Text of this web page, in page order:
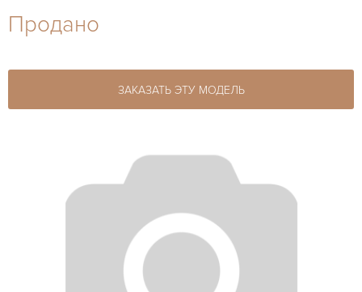
27-44
27-44
Продано
ЗАКАЗАТЬ ЭТУ МОДЕЛЬ